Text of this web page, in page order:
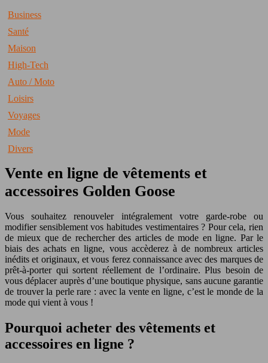
Business
Santé
Maison
High-Tech
Auto / Moto
Loisirs
Voyages
Mode
Divers
Vente en ligne de vêtements et
accessoires Golden Goose
Vous souhaitez renouveler intégralement votre garde-robe ou
modifier sensiblement vos habitudes vestimentaires ? Pour cela, rien
de mieux que de rechercher des articles de mode en ligne. Par le
biais des achats en ligne, vous accèderez à de nombreux articles
inédits et originaux, et vous ferez connaissance avec des marques de
prêt-à-porter qui sortent réellement de l’ordinaire. Plus besoin de
vous déplacer auprès d’une boutique physique, sans aucune garantie
de trouver la perle rare : avec la vente en ligne, c’est le monde de la
mode qui vient à vous !
Pourquoi acheter des vêtements et
accessoires en ligne ?